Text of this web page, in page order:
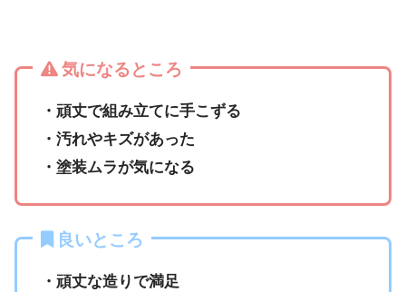
気になるところ
・頑丈で組み立てに手こずる
・汚れやキズがあった
・塗装ムラが気になる
良いところ
・頑丈な造りで満足